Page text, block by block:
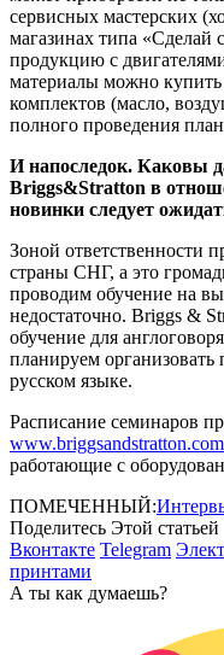
сервисных мастерских
магазинах типа
продукцию с
материалы можно
комплектов (масло,
полного проведения
И напоследок. Каковы
Briggs&Stratton в
новинки следует
Зоной ответственности
страны СНГ, а это
проводим обучение на
недостаточно. Briggs &
обучение для
планируем
русском языке.
Расписание семинаров
работающие с
ПОМЕЧЕННЫЙ:
Поделитесь Этой статьей
Вконтакте Telegram
принтами
А ты как думаешь?